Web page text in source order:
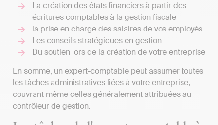
La création des états financiers à partir des
écritures comptables à la gestion fiscale
la prise en charge des salaires de vos employés
Les conseils stratégiques en gestion
Du soutien lors de la création de votre entreprise
En somme, un expert-comptable peut assumer toutes
les tâches administratives liées à votre entreprise,
couvrant même celles généralement attribuées au
contrôleur de gestion.